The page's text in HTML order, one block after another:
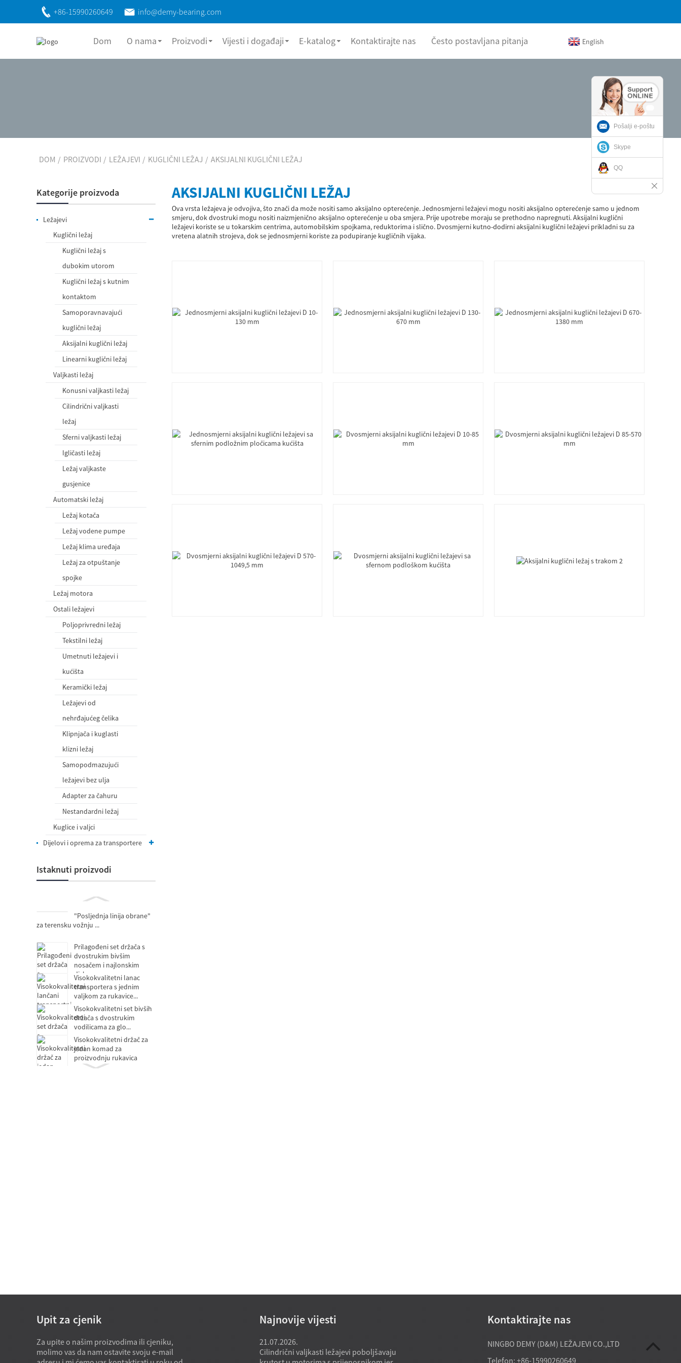
+86-15990260649 info@demy-bearing.com
Dom O nama Proizvodi Vijesti i događaji E-katalog Kontaktirajte nas Često postavljana pitanja English
DOM PROIZVODI LEŽAJEVI KUGLIČNI LEŽAJ AKSIJALNI KUGLIČNI LEŽAJ
Kategorije proizvoda
Ležajevi
Kuglični ležaj
Kuglični ležaj s
dubokim utorom
Kuglični ležaj s kutnim
kontaktom
Samoporavnavajući
kuglični ležaj
Aksijalni kuglični ležaj
Linearni kuglični ležaj
Valjkasti ležaj
Konusni valjkasti ležaj
Cilindrični valjkasti
ležaj
Sferni valjkasti ležaj
Igličasti ležaj
Ležaj valjkaste
gusjenice
Automatski ležaj
Ležaj kotača
Ležaj vodene pumpe
Ležaj klima uređaja
Ležaj za otpuštanje
spojke
Ležaj motora
Ostali ležajevi
Poljoprivredni ležaj
Tekstilni ležaj
Umetnuti ležajevi i
kućišta
Keramički ležaj
Ležajevi od
nehrđajućeg čelika
Klipnjača i kuglasti
klizni ležaj
Samopodmazujući
ležajevi bez ulja
Adapter za čahuru
Nestandardni ležaj
Kuglice i valjci
Dijelovi i oprema za transportere
Istaknuti proizvodi
"Posljednja linija obrane"
za terensku vožnju ...
Prilagođeni set držača s
dvostrukim bivšim
nosačem i najlonskim
diskom...
Visokokvalitetni lanac
transportera s jednim
valjkom za rukavice...
Visokokvalitetni set bivših
držača s dvostrukim
vodilicama za glo...
Visokokvalitetni držač za
jedan komad za
proizvodnju rukavica
Ležaj za otpuštanje spojke
AKSIJALNI KUGLIČNI LEŽAJ
Ova vrsta ležajeva je odvojiva, što znači da može nositi samo aksijalno opterećenje. Jednosmjerni ležajevi mogu nositi aksijalno opterećenje samo u jednom
smjeru, dok dvostruki mogu nositi naizmjenično aksijalno opterećenje u oba smjera. Prije upotrebe moraju se prethodno napregnuti. Aksijalni kuglični
ležajevi koriste se u tokarskim centrima, automobilskim spojkama, reduktorima i slično. Dvosmjerni kutno-dodirni aksijalni kuglični ležajevi prikladni su za
vretena alatnih strojeva, dok se jednosmjerni koriste za podupiranje kugličnih vijaka.
Upit za cjenik
Za upite o našim proizvodima ili cjeniku,
molimo vas da nam ostavite svoju e-mail
Kontaktirajte nas
NINGBO DEMY (D&M) LEŽAJEVI CO.,LTD
Telefon: +86-15990260649
Najnovije vijesti
20.07.2026.
Specijalna oprema obično zahtijeva
21.07.2026.
Cilindrični valjkasti ležajevi poboljšavaju
20.07.2026.
Specijalna oprema obično zahtijeva
Pošalji e-poštu
Skype
QQ